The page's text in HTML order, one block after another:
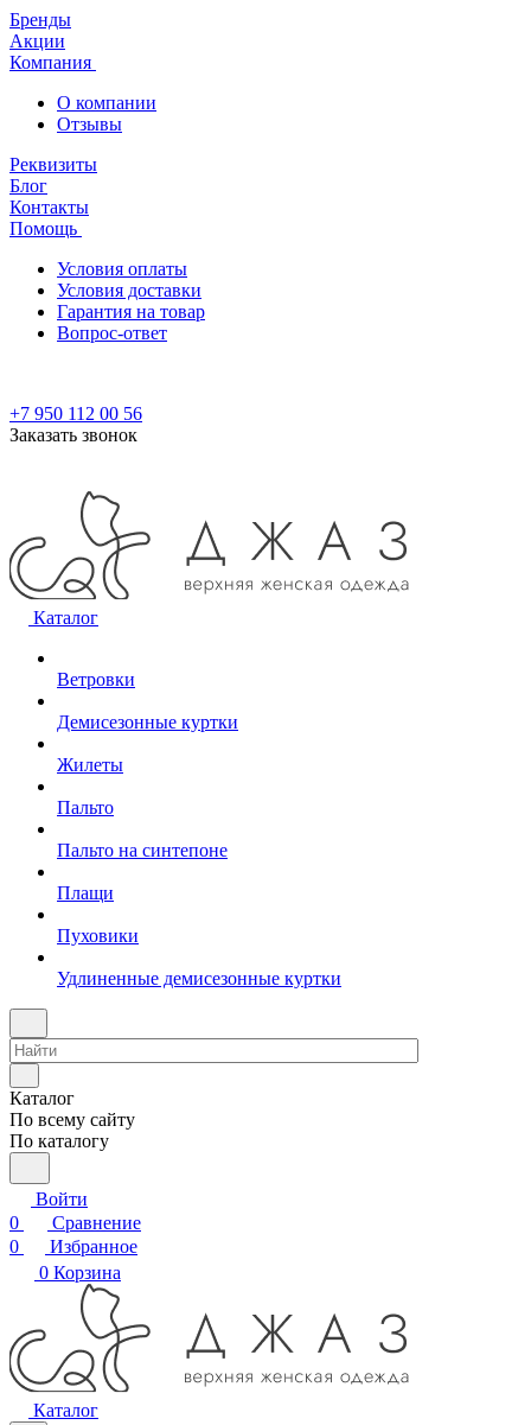
Бренды
Акции
Компания
О компании
Отзывы
Реквизиты
Блог
Контакты
Помощь
Условия оплаты
Условия доставки
Гарантия на товар
Вопрос-ответ
+7 950 112 00 56
Заказать звонок
Каталог
Ветровки
Демисезонные куртки
Жилеты
Пальто
Пальто на синтепоне
Плащи
Пуховики
Удлиненные демисезонные куртки
Каталог
По всему сайту
По каталогу
Войти
0
Сравнение
0
Избранное
0 Корзина
Каталог